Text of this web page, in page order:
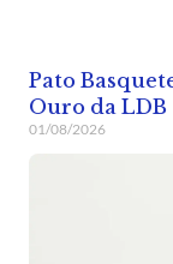
Pato
Ouro da LDB
01/08/2026